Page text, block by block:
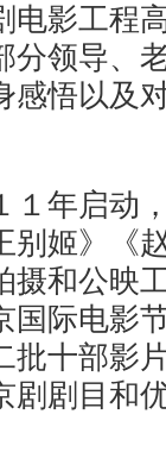
电影工程
分领导、
感悟以及
年启动
别姬》《
摄和公映
国际电影
批十部影
剧剧目和